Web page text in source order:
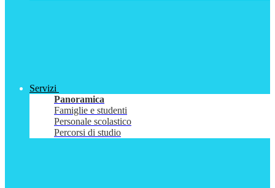
Servizi
Panoramica
Famiglie e studenti
Personale scolastico
Percorsi di studio